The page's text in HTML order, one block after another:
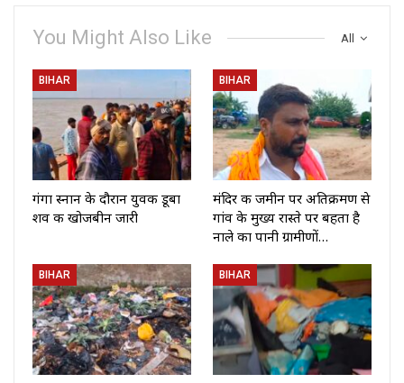
All
You Might Also Like
BIHAR
गंगा स्नान के दौरान युवक डूबा
शव की खोजबीन जारी
BIHAR
मंदिर की जमीन पर अतिक्रमण से
गांव के मुख्य रास्ते पर बहता है
नाले का पानी ग्रामीणों…
BIHAR BIHAR